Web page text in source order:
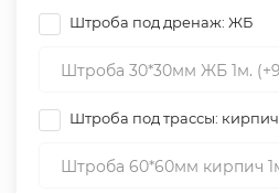
Штроба под дренаж: ЖБ
Штроба под трассы: кирпич